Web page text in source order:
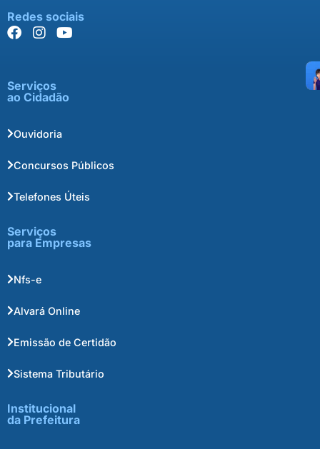
Redes sociais
Serviços
ao Cidadão
Ouvidoria
Concursos Públicos
Telefones Úteis
Serviços
para Empresas
Nfs-e
Alvará Online
Emissão de Certidão
Sistema Tributário
Institucional
da Prefeitura